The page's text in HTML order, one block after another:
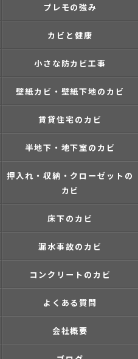
プレモの強み
カビと健康
小さな防カビ工事
壁紙カビ・壁紙下地のカビ
賃貸住宅のカビ
半地下・地下室のカビ
押入れ・収納・クローゼットの
カビ
床下のカビ
漏水事故のカビ
コンクリートのカビ
よくある質問
会社概要